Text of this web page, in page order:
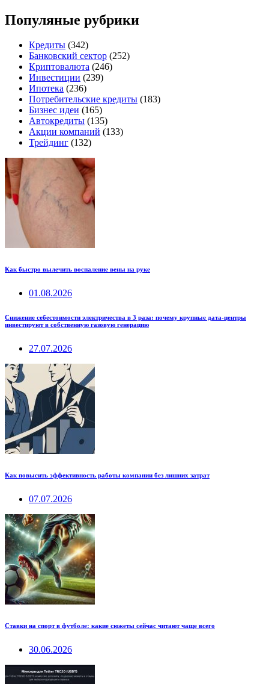
Популяные рубрики
Кредиты (342)
Банковский сектор (252)
Криптовалюта (246)
Инвестиции (239)
Ипотека (236)
Потребительские кредиты (183)
Бизнес идеи (165)
Автокредиты (135)
Акции компаний (133)
Трейдинг (132)
Как быстро вылечить воспаление вены на руке
01.08.2026
Снижение себестоимости электричества в 3 раза: почему крупные дата-центры
инвестируют в собственную газовую генерацию
27.07.2026
Как повысить эффективность работы компании без лишних затрат
07.07.2026
Ставки на спорт в футболе: какие сюжеты сейчас читают чаще всего
30.06.2026